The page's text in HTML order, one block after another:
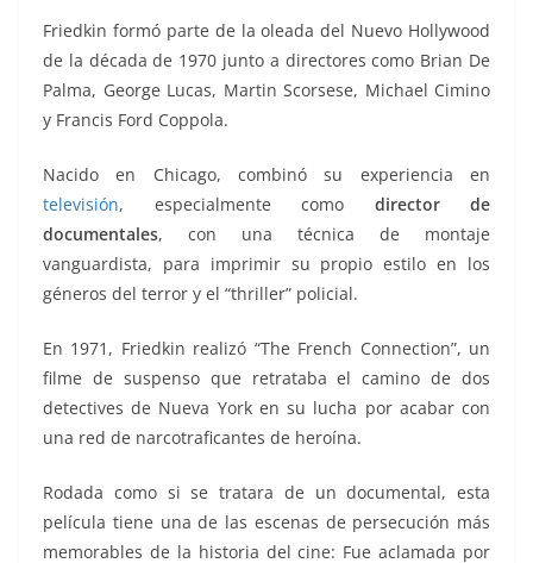
Friedkin formó parte de la oleada del Nuevo Hollywood
de la década de 1970 junto a directores como Brian De
Palma, George Lucas, Martin Scorsese, Michael Cimino
y Francis Ford Coppola.
Nacido en Chicago, combinó su experiencia en
televisión, especialmente como director de
documentales, con una técnica de montaje
vanguardista, para imprimir su propio estilo en los
géneros del terror y el “thriller” policial.
En 1971, Friedkin realizó “The French Connection”, un
filme de suspenso que retrataba el camino de dos
detectives de Nueva York en su lucha por acabar con
una red de narcotraficantes de heroína.
Rodada como si se tratara de un documental, esta
película tiene una de las escenas de persecución más
memorables de la historia del cine: Fue aclamada por